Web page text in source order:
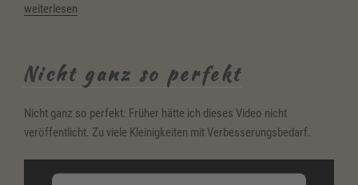
„Schlechte
weiterlesen
Nicht ganz so perfekt
Nicht ganz so perfekt: Früher hätte ich dieses Video nicht
veröffentlicht. Zu viele Kleinigkeiten mit Verbesserungsbedarf.